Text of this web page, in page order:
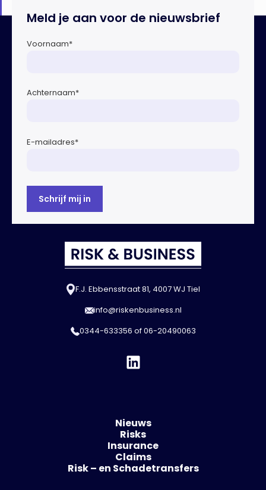
Meld je aan voor de nieuwsbrief
Voornaam*
Achternaam*
E-mailadres*
F.J. Ebbensstraat 81, 4007 WJ Tiel
info@riskenbusiness.nl
0344-633356 of06-20490063
Nieuws
Risks
Insurance
Claims
Risk – en Schadetransfers